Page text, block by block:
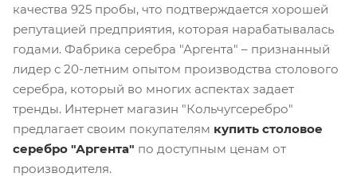
качества 925 пробы, что подтверждается хорошей
репутацией предприятия, которая нарабатывалась
годами. Фабрика серебра "Аргента" – признанный
лидер с 20-летним опытом производства столового
серебра, который во многих аспектах задает
тренды. Интернет магазин "Кольчугсеребро"
предлагает своим покупателям купить столовое
серебро "Аргента" по доступным ценам от
производителя.